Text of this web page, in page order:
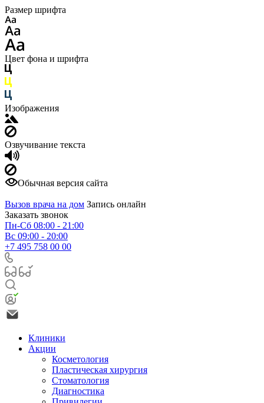
Размер шрифта
Цвет фона и шрифта
Изображения
Озвучивание текста
Обычная версия сайта
Вызов врача на дом Запись онлайн
Заказать звонок
Пн-Сб 08:00 - 21:00
Вс 09:00 - 20:00
+7 495 758 00 00
Клиники
Акции
Косметология
Пластическая хирургия
Стоматология
Диагностика